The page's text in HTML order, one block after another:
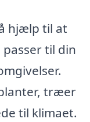
hjælp til at
til din
træer
til klimaet.